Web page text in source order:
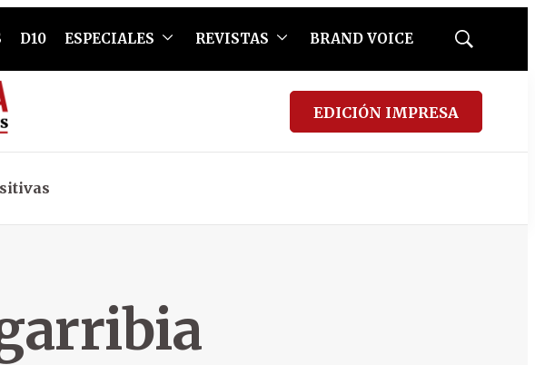
D10 ESPECIALES REVISTAS BRAND VOICE
Mostrar
EDICIÓN IMPRESA